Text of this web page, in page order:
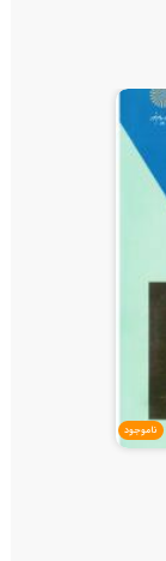
ناموجود